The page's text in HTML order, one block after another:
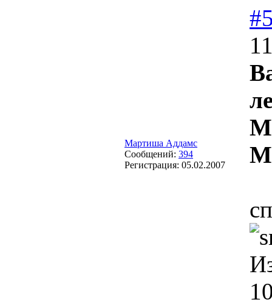
Мартиша Аддамс
Сообщений: 394
Регистрация: 05.02.2007